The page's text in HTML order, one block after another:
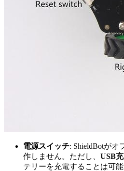
電源スイッチ: ShieldBotがオ
作しません。ただし、 USB
テリーを充電することは可能